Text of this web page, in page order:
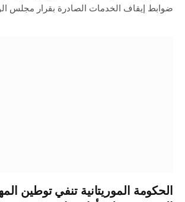
ضوابط إيقاف الخدمات الصادرة بقرار مجلس
الحكومة الموريتانية تنفي توطين